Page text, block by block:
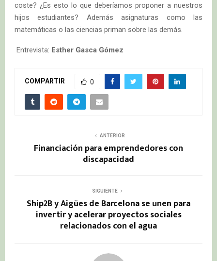
coste? ¿Es esto lo que deberíamos proponer a nuestros
hijos estudiantes? Además asignaturas como las
matemáticas o las ciencias priman sobre las demás.
Entrevista: Esther Gasca Gómez
COMPARTIR 0
ANTERIOR
Financiación para emprendedores con
discapacidad
SIGUIENTE
Ship2B y Aigües de Barcelona se unen para
invertir y acelerar proyectos sociales
relacionados con el agua